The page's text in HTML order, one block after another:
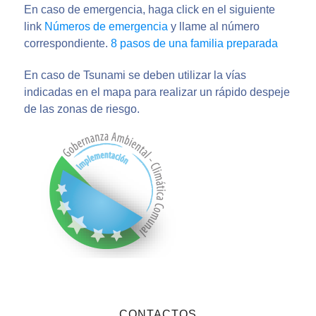
En caso de emergencia, haga click en el siguiente
link Números de emergencia y llame al número
correspondiente. 8 pasos de una familia preparada
En caso de Tsunami se deben utilizar la vías
indicadas en el mapa para realizar un rápido despeje
de las zonas de riesgo.